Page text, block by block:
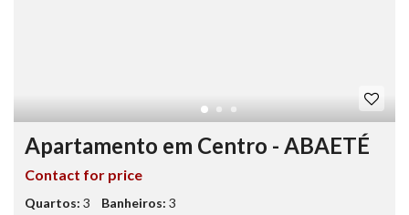
Apartamento em Centro - ABAETÉ
Contact for price
Quartos: 3 Banheiros: 3